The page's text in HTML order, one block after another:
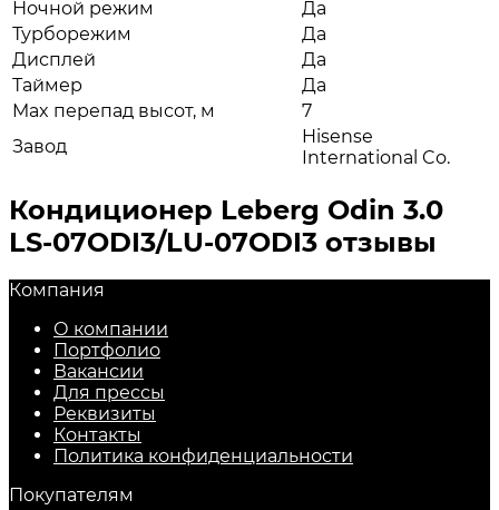
Ночной режим
Да
Турборежим
Да
Дисплей
Да
Таймер
Да
Max перепад высот, м
7
Завод
Hisense
International Co.
Кондиционер Leberg Odin 3.0
LS-07ODI3/LU-07ODI3 отзывы
Компания
О компании
Портфолио
Вакансии
Для прессы
Реквизиты
Контакты
Политика конфиденциальности
Покупателям